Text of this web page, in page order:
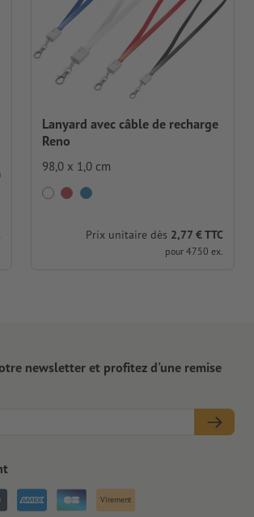
Lanyard avec câble de recharge
Reno
98,0 x 1,0 cm
Prix unitaire dès 2,77 € TTC
pour 4750 ex.
newsletter et profitez d'une remise
Virement